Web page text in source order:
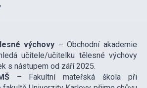
výchovy – Obchodní akademie
učitele/učitelku tělesné výchovy
s nástupem od září 2025.
– Fakultní mateřská škola při